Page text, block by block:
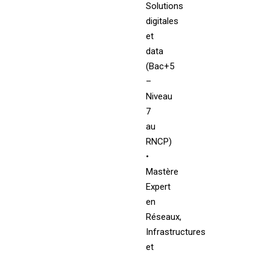
Solutions
digitales
et
data
(Bac+5
–
Niveau
7
au
RNCP)
•
Mastère
Expert
en
Réseaux,
Infrastructures
et